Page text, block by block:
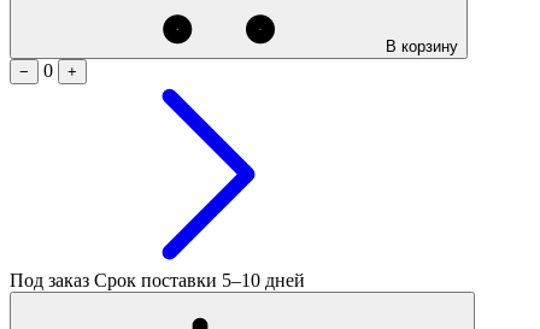
В корзину
−
0 +
Под заказ Срок поставки 5–10 дней